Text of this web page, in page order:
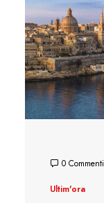
0 Commenti
Ultim'ora